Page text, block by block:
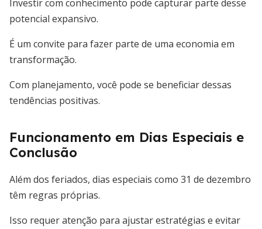
Investir com conhecimento pode capturar parte desse
potencial expansivo.
É um convite para fazer parte de uma economia em
transformação.
Com planejamento, você pode se beneficiar dessas
tendências positivas.
Funcionamento em Dias Especiais e
Conclusão
Além dos feriados, dias especiais como 31 de dezembro
têm regras próprias.
Isso requer atenção para ajustar estratégias e evitar